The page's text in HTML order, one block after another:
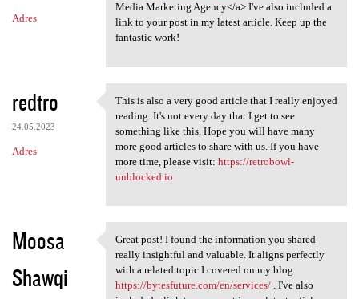
Adres
Media Marketing Agency</a> I've also included a
link to your post in my latest article. Keep up the
fantastic work!
redtro
24.05.2023
Adres
This is also a very good
This is also a very good article that I really enjoyed
reading. It's not every day that I get to see
something like this. Hope you will have many
more good articles to share with us. If you have
more time, please visit: https://retrobowl-
unblocked.io
Moosa
Shawqi
Great post! I found the
Great post! I found the information you shared
really insightful and valuable. It aligns perfectly
with a related topic I covered on my blog
https://bytesfuture.com/en/services/. I've also